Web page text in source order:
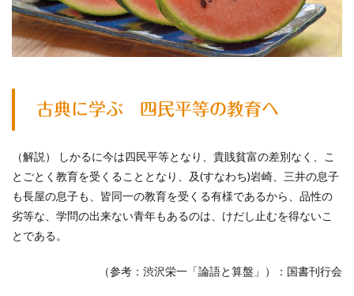
古典に学ぶ 四民平等の教育へ
（解説） しかるに今は四民平等となり、貴賎貧富の差別なく、こ
とごとく教育を受くることとなり、及(すなわち)岩崎、三井の息子
も長屋の息子も、皆同一の教育を受くる有様であるから、品性の
劣等な、学問の出来ない青年もあるのは、けだし止むを得ないこ
とである。
（参考：渋沢栄一「論語と算盤」）：国書刊行会